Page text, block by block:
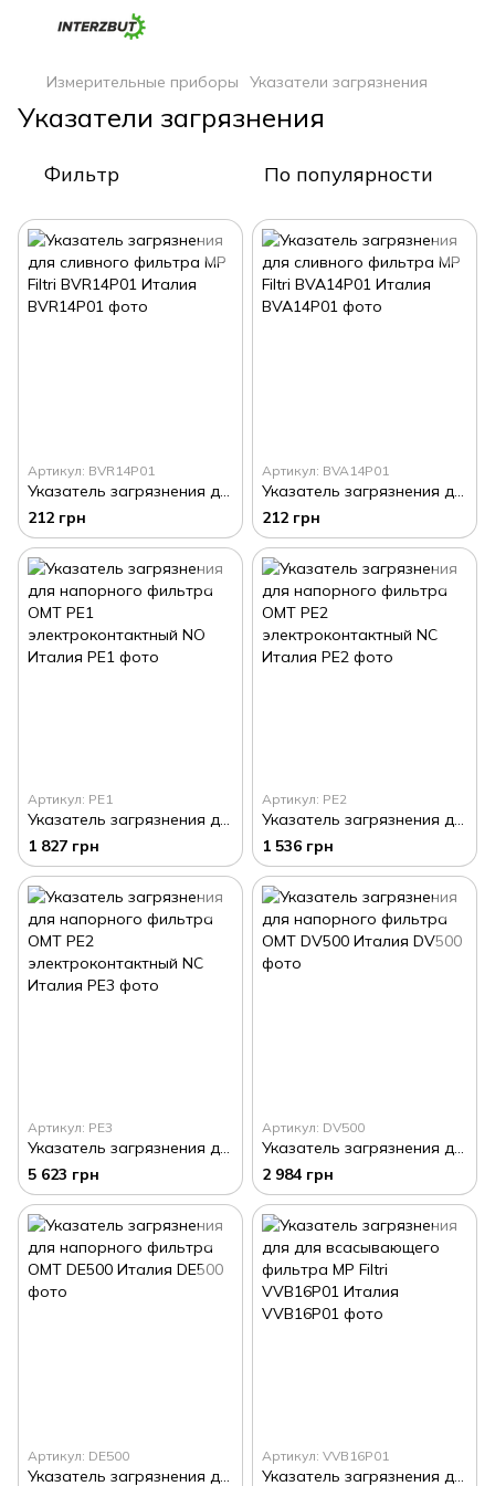
Измерительные приборы Указатели загрязнения
Указатели загрязнения
Фильтр По популярности
Артикул: BVR14P01
Указатель загрязнения для сливного фильтра MP Filtri BVR14P01 Италия
212 грн
Артикул: BVA14P01
Указатель загрязнения для сливного фильтра MP Filtri BVA14P01 Италия
212 грн
Артикул: PE1
Указатель загрязнения для напорного фильтра OMT PE1 электроконтактный NO Италия
1 827 грн
Артикул: PE2
Указатель загрязнения для напорного фильтра OMT PE2 электроконтактный NC Италия
1 536 грн
Артикул: PE3
Указатель загрязнения для напорного фильтра OMT PE2 электроконтактный NC Италия
5 623 грн
Артикул: DV500
Указатель загрязнения для напорного фильтра OMT DV500 Италия
2 984 грн
Артикул: DE500
Указатель загрязнения для напорного фильтра OMT DE500 Италия
Артикул: VVB16P01
Указатель загрязнения для для всасывающего фильтра MP Filtri VVB16P01 Италия